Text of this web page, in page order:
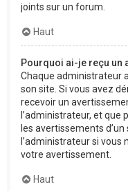
joints sur un forum.
Haut
Pourquoi ai-je reçu un
Chaque administrateur
son site. Si vous avez
recevoir un
l’administrateur, et que
les avertissements
l’administrateur si vous
votre avertissement.
Haut